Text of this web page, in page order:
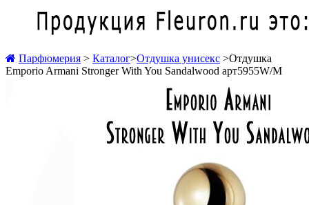
Парфюмерия > Каталог>Отдушка унисекс >Отдушка
Emporio Armani Stronger With You Sandalwood арт5955W/M